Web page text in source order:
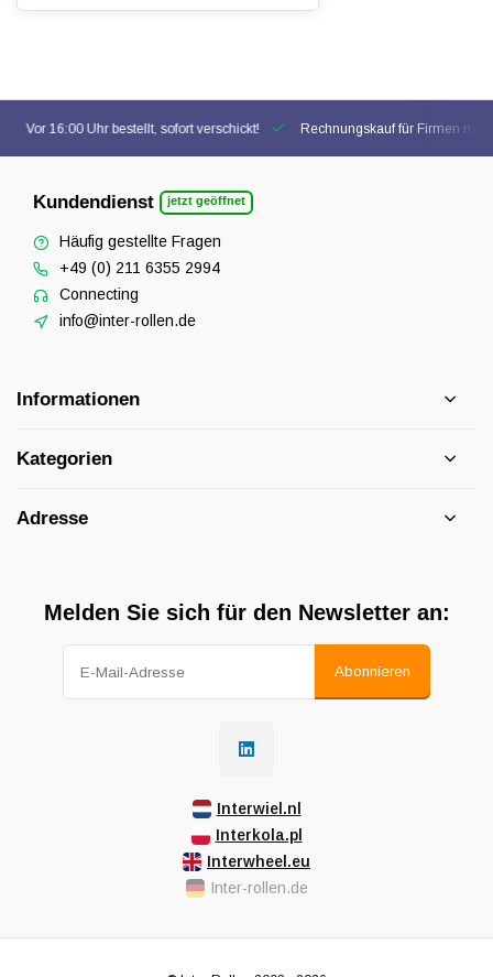
Vor 16:00 Uhr bestellt, sofort verschickt! Rechnungskauf für Firmen
Kundendienst jetzt geöffnet
Häufig gestellte Fragen
+49 (0) 211 6355 2994
Connecting
info@inter-rollen.de
Informationen
Kategorien
Adresse
Melden Sie sich für den Newsletter an:
Abonnieren
Interwiel.nl
Interkola.pl
Interwheel.eu
Inter-rollen.de